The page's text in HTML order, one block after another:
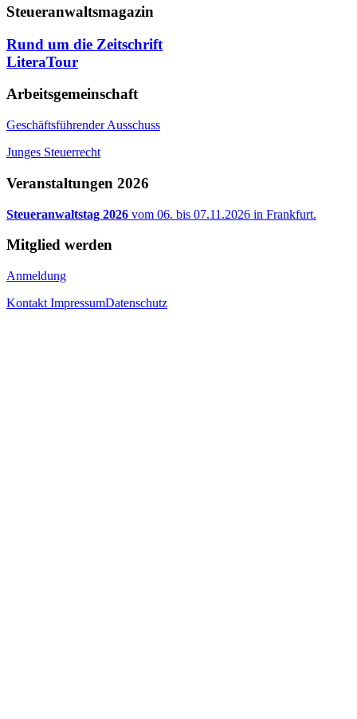
Steueranwaltsmagazin
Rund um die Zeitschrift
LiteraTour
Arbeitsgemeinschaft
Geschäftsführender Ausschuss
Junges Steuerrecht
Veranstaltungen 2026
Steueranwaltstag 2026 vom 06. bis 07.11.2026 in Frankfurt.
Mitglied werden
Anmeldung
Kontakt ImpressumDatenschutz